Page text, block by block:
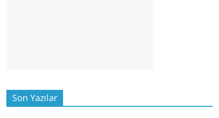
Son Yazılar